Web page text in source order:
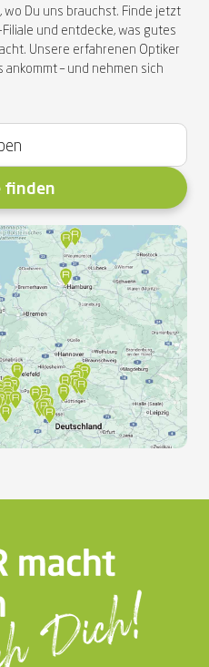
wo Du uns brauchst. Finde jetzt
und entdecke, was gutes
Unsere erfahrenen Optiker
– und nehmen sich
finden